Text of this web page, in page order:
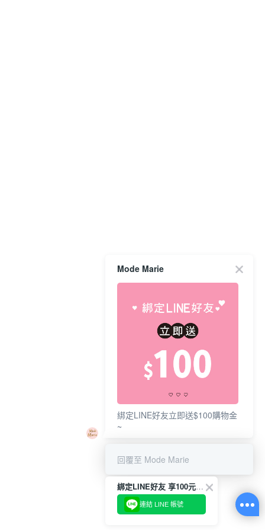
Mode Marie
綁定LINE好友立即送$100購物金
~
回覆至 Mode Marie
綁定LINE好友 享100元折價券
連結 LINE 帳號